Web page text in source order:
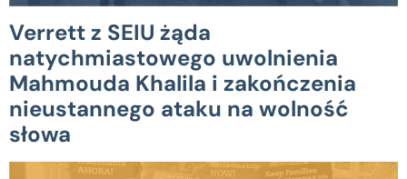
Verrett z SEIU żąda
natychmiastowego uwolnienia
Mahmouda Khalila i zakończenia
nieustannego ataku na wolność
słowa